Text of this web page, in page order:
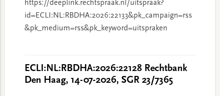
https://deeplink.rechtspraak.nl/uitspraak?
id=ECLI:NL:RBDHA:2026:22133&pk_campaign=rss
&pk_medium=rss&pk_keyword=uitspraken
ECLI:NL:RBDHA:2026:22128 Rechtbank
Den Haag, 14-07-2026, SGR 23/7365